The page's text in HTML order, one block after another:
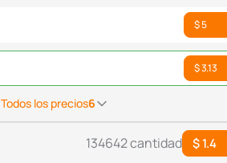
$ 5
$ 3.13
Todos los precios6
134642 cantidad $ 1.4